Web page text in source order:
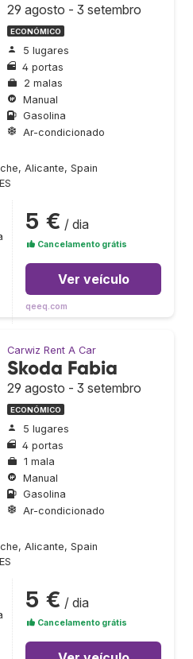
29 agosto - 3 setembro
ECONÓMICO
5 lugares
4 portas
2 malas
Manual
Gasolina
Ar-condicionado
Alicante, Spain
5 € / dia
Cancelamento grátis
Ver veículo
qeeq.com
Carwiz Rent A Car
Skoda Fabia
29 agosto - 3 setembro
ECONÓMICO
5 lugares
4 portas
1 mala
Manual
Gasolina
Ar-condicionado
Alicante, Spain
5 € / dia
Cancelamento grátis